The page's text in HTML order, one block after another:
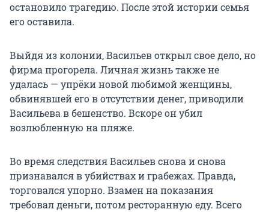
остановило трагедию. После этой истории семья
его оставила.
Выйдя из колонии, Васильев открыл свое дело, но
фирма прогорела. Личная жизнь также не
удалась — упрёки новой любимой женщины,
обвинявшей его в отсутствии денег, приводили
Васильева в бешенство. Вскоре он убил
возлюбленную на пляже.
Во время следствия Васильев снова и снова
признавался в убийствах и грабежах. Правда,
торговался упорно. Взамен на показания
требовал деньги, потом ресторанную еду. Всего